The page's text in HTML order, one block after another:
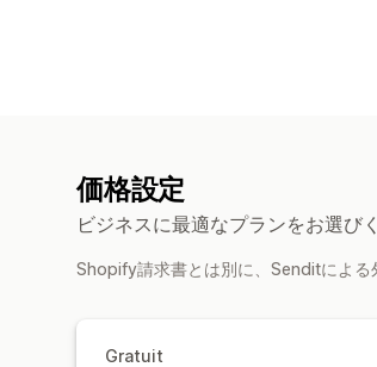
価格設定
ビジネスに最適なプランをお選び
Shopify請求書とは別に、Senditによる
Gratuit